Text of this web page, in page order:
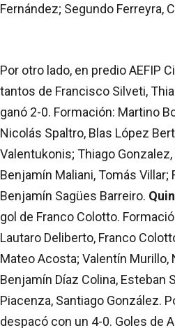
Fernández; Segundo Ferreyra,
Por otro lado, en predio AEFIP
tantos de Francisco Silveti,
ganó 2-0. Formación: Martino
Nicolás Spaltro, Blas López
Valentukonis; Thiago Gonzalez,
Benjamín Maliani, Tomás Villar;
Benjamín Sagües Barreiro.
gol de Franco Colotto.
Lautaro Deliberto, Franco
Mateo Acosta; Valentín Murillo,
Benjamín Díaz Colina, Esteban
Piacenza, Santiago González.
despacó con un 4-0. Goles de